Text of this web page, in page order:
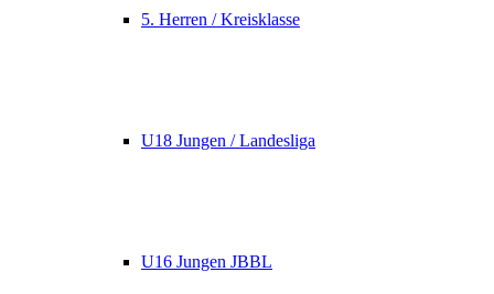
5. Herren / Kreisklasse
U18 Jungen / Landesliga
U16 Jungen JBBL